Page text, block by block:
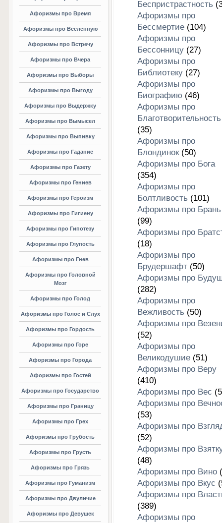
Афоризмы про Время
Афоризмы про Вселенную
Афоризмы про Встречу
Афоризмы про Вчера
Афоризмы про Выборы
Афоризмы про Выгоду
Афоризмы про Выдержку
Афоризмы про Вымысел
Афоризмы про Выпивку
Афоризмы про Гадание
Афоризмы про Газету
Афоризмы про Гениев
Афоризмы про Героизм
Афоризмы про Гигиену
Афоризмы про Гипотезу
Афоризмы про Глупость
Афоризмы про Гнев
Афоризмы про Головной
Мозг
Афоризмы про Голод
Афоризмы про Голос и Слух
Афоризмы про Гордость
Афоризмы про Горе
Афоризмы про Города
Афоризмы про Гостей
Афоризмы про Государство
Афоризмы про Границу
Афоризмы про Грех
Афоризмы про Грубость
Афоризмы про Грусть
Афоризмы про Грязь
Афоризмы про Гуманизм
Афоризмы про Двуличие
Афоризмы про Девушек
Беспристрастность
Афоризмы про
Бессмертие(104)
Афоризмы про
Бессонницу(27)
Афоризмы про
Библиотеку(27)
Афоризмы про
Биографию (46)
Афоризмы про
Благотворительность
(35)
Афоризмы про
Блондинок(50)
Афоризмы про Бога
(354)
Афоризмы про
Болтливость (101)
Афоризмы про Брань
(99)
Афоризмы про
(18)
Афоризмы про
Брудершафт(50)
Афоризмы про
(282)
Афоризмы про
Вежливость (50)
Афоризмы про
(52)
Афоризмы про
Великодушие(51)
Афоризмы про Веру
(410)
Афоризмы про Вес
Афоризмы про
(53)
Афоризмы про
(52)
Афоризмы про
(48)
Афоризмы про Вино
Афоризмы про Вкус
Афоризмы про
(389)
Афоризмы про